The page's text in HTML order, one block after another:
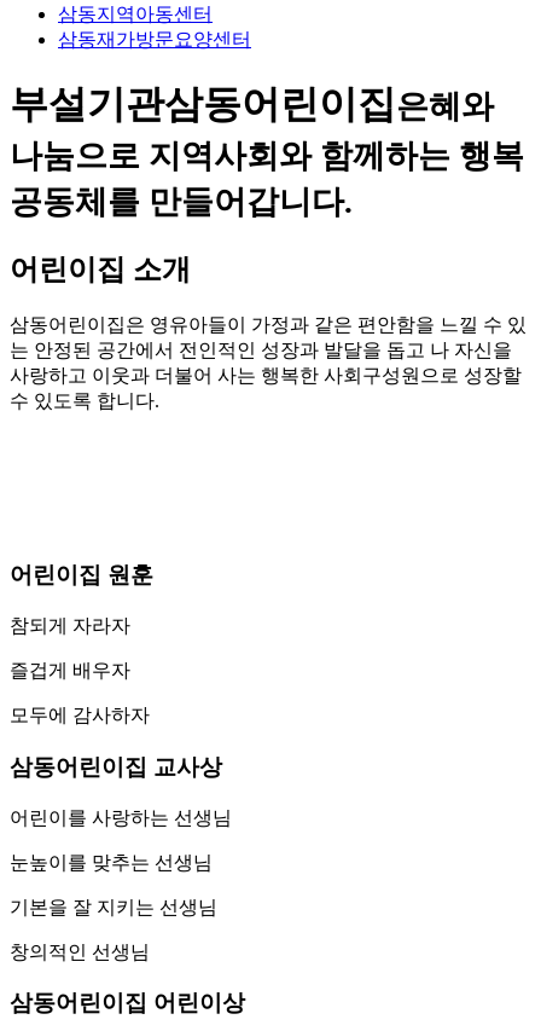
삼동지역아동센터
삼동재가방문요양센터
부설기관삼동어린이집은혜와
나눔으로 지역사회와 함께하는 행복
공동체를 만들어갑니다.
어린이집 소개
삼동어린이집은 영유아들이 가정과 같은 편안함을 느낄 수 있
는 안정된 공간에서 전인적인 성장과 발달을 돕고 나 자신을
사랑하고 이웃과 더불어 사는 행복한 사회구성원으로 성장할
수 있도록 합니다.
어린이집 원훈
참되게 자라자
즐겁게 배우자
모두에 감사하자
삼동어린이집 교사상
어린이를 사랑하는 선생님
눈높이를 맞추는 선생님
기본을 잘 지키는 선생님
창의적인 선생님
삼동어린이집 어린이상